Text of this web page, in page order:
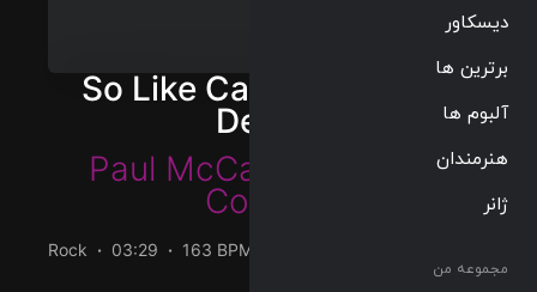
دیسکاور
برترین ها
آلبوم ها
هنرمندان
ژانر
مجموعه من
So Like Candy (Original
Demo)
Paul McCartney
Elvis
Costello
Rock 03:29 163 BPM